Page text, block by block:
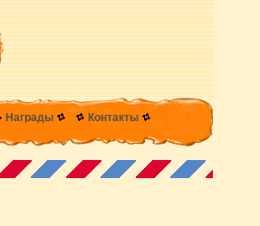
Награды Контакты